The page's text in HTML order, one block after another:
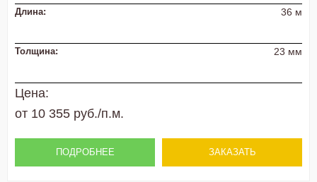
Длина: 36 м
Толщина: 23 мм
Цена:
от 10 355 руб./п.м.
ПОДРОБНЕЕ ЗАКАЗАТЬ